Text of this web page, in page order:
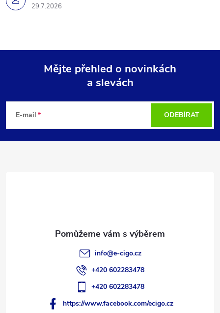
29.7.2026
p
Mějte přehled o novinkách
a slevách
E-mail ODEBÍRAT
info@e-cigo.cz
+420 602283478
+420 602283478
https://www.facebook.com/ecigo.cz